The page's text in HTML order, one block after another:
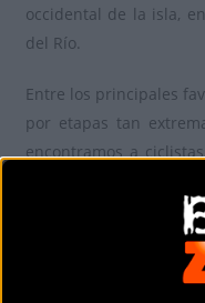
occidental de la isla,
del Río.
Entre los principales
por etapas tan
encontramos a
Josep Betalú –
2016-, Roberto Bou
biker Ismael Ventura,